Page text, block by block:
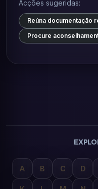
Acções sugeridas:
Reúna documentação
Procure
A B C D